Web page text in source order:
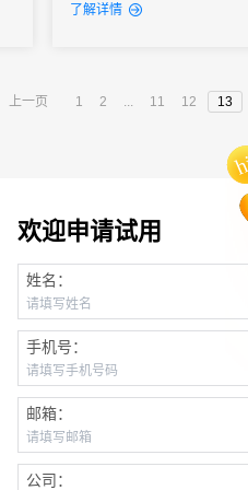
为主会场、基础教育、职业教
了解详情
上一页 1 2 ... 11 12 13
欢迎申请试用
姓名：
手机号：
邮箱：
公司：